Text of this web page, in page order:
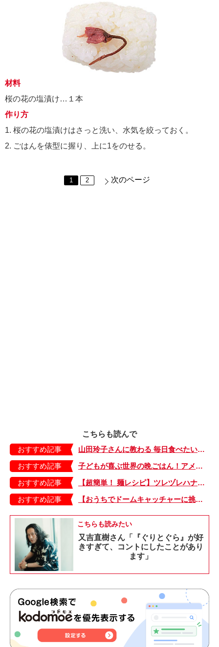
材料
桜の花の塩漬け…１本
作り方
1. 桜の花の塩漬けはさっと洗い、水気を絞っておく。
2. ごはんを俵型に握り、上に1をのせる。
1 2 次のページ
こちらも読んで
おすすめ記事
山田玲子さんに教わる 毎日食べたいおにぎりカタログ30 前編
おすすめ記事
子どもが喜ぶ世界の晩ごはん！アメリカのフライドチキン＆フライドポテト
おすすめ記事
【超簡単！ 麺レシピ】ツレヅレハナコさんに聞く、パパッと作れる「オイルサーディンとミニトマトの冷製パスタ」
おすすめ記事
【おうちでドームキャッチャーに挑戦だ】アンパンマン わくわくドームキャッチャー
こちらも読みたい
又吉直樹さん「『ぐりとぐら』が好
きすぎて、コントにしたことがあり
ます」